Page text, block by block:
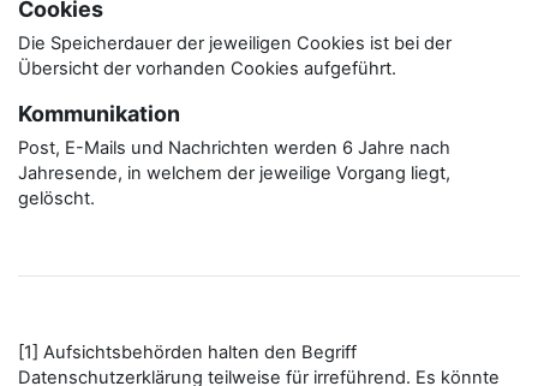
Cookies
Die Speicherdauer der jeweiligen Cookies ist bei der
Übersicht der vorhanden Cookies aufgeführt.
Kommunikation
Post, E-Mails und Nachrichten werden 6 Jahre nach
Jahresende, in welchem der jeweilige Vorgang liegt,
gelöscht.
[1] Aufsichtsbehörden halten den Begriff
Datenschutzerklärung teilweise für irreführend. Es könnte